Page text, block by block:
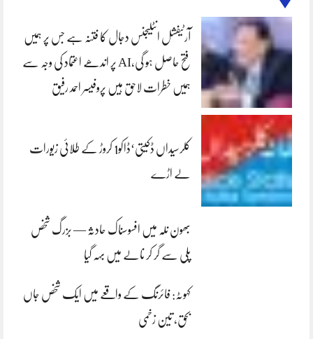
آرٹیفشل انٹلیجنس دجال کا فتنہ ہے جس پر ہمیں
فتح حاصل ہو گی،AI پر اندھے اعتماد کی وجہ سے
ہمیں خطرات لاحق ہیں پروفیسر احمد رفیق
کلرسیداں ڈکیتی‘ڈاکو1 کروڑ کے طلائی زیورات
لے اڑے
بھون نلہ میں افسوسناک حادثہ — بزرگ شخص
پلی سے گر کر نالے میں بہہ گیا
کہوٹہ: فائرنگ کے واقعے میں ایک شخص جاں
بحق، تین زخمی